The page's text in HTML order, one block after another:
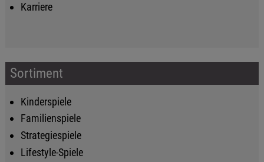
Karriere
Sortiment
Kinderspiele
Familienspiele
Strategiespiele
Lifestyle-Spiele